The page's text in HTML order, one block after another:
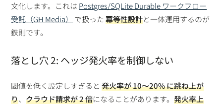
文化します。これは Postgres/SQLite Durable ワークフロー
受託（GH Media）
で扱った冪等性設計と一体運用するのが
鉄則です。
落とし穴 2: ヘッジ発火率を制御しない
閾値を低く設定しすぎると発火率が 10〜20% に跳ね上が
り、クラウド請求が 2 倍になることがあります。発火率上